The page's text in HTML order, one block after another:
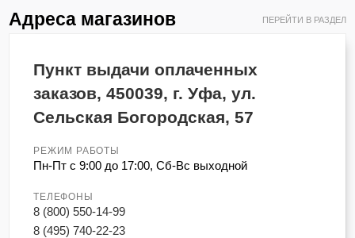
Адреса магазинов ПЕРЕЙТИ В РАЗДЕЛ
Пункт выдачи оплаченных
заказов, 450039, г. Уфа, ул.
Сельская Богородская, 57
РЕЖИМ РАБОТЫ
Пн-Пт с 9:00 до 17:00, Сб-Вс выходной
ТЕЛЕФОНЫ
8 (800) 550-14-99
8 (495) 740-22-23